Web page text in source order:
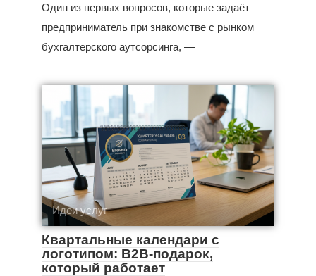
Один из первых вопросов, которые задаёт
предприниматель при знакомстве с рынком
бухгалтерского аутсорсинга, —
Идеи услуг
Квартальные календари с
логотипом: B2B-подарок,
который работает